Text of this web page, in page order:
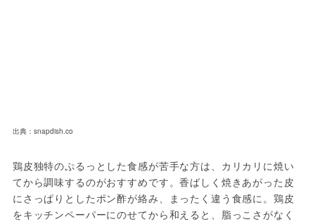
出典：snapdish.co
鶏皮独特のぷるっとした食感が苦手な方は、カリカリに焼い
てから調味するのがおすすめです。香ばしく焼きあがった皮
にさっぱりとしたポン酢が絡み、まったく違う食感に。鶏皮
をキッチンペーパーにのせてから和えると、脂っこさがなく